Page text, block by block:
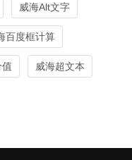
威海Alt文字
百度框计算
威海超文本